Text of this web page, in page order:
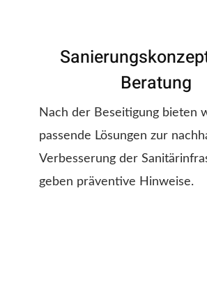
Beratung
Nach der Beseitigung bieten
passende Lösungen zur
Verbesserung der
geben präventive Hinweise.